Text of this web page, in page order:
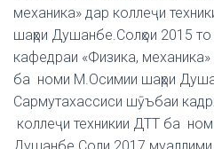
механика» дар коллеҷи
шаҳри Душанбе.Солҳои 2015
кафедраи «Физика,
ба номи М.Осимии шаҳри
Сармутахассиси шӯъбаи
коллеҷи техникии ДТТ ба